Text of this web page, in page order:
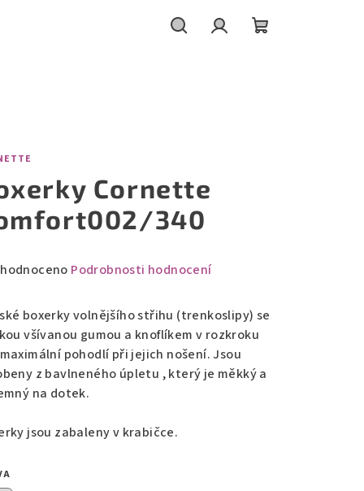
Cornette
340
Podrobnosti hodnocení
boxerky volnějšího střihu (trenkoslipy) se
všívanou gumou a knoflíkem v rozkroku
pohodlí při jejich nošení. Jsou
z bavlneného úpletu , který je měkký a
na dotek.
jsou zabaleny v krabičce.